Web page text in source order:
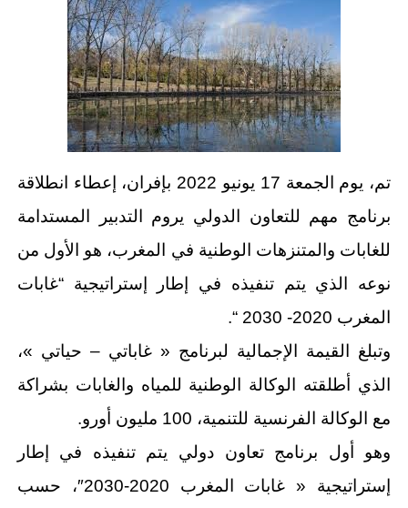
تم، يوم الجمعة 17 يونيو 2022 بإفران، إعطاء انطلاقة
برنامج مهم للتعاون الدولي يروم التدبير المستدامة
للغابات والمتنزهات الوطنية في المغرب، هو الأول من
نوعه الذي يتم تنفيذه في إطار إستراتيجية “غابات
المغرب 2020- 2030 “.
وتبلغ القيمة الإجمالية لبرنامج « غاباتي – حياتي »،
الذي أطلقته الوكالة الوطنية للمياه والغابات بشراكة
مع الوكالة الفرنسية للتنمية، 100 مليون أورو.
وهو أول برنامج تعاون دولي يتم تنفيذه في إطار
إستراتيجية « غابات المغرب 2020-2030″، حسب